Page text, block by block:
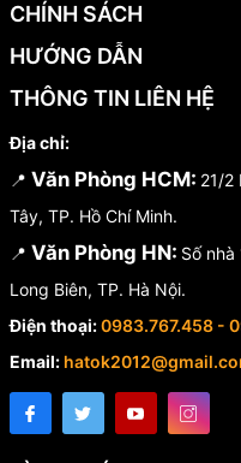
CHÍNH SÁCH
HƯỚNG DẪN
THÔNG TIN LIÊN HỆ
Địa chỉ:
📍 Văn Phòng HCM: 21/2
Tây, TP. Hồ Chí Minh.
📍 Văn Phòng HN: Số
Long Biên, TP. Hà Nội.
Điện thoại:0983.767.458 -
Email: